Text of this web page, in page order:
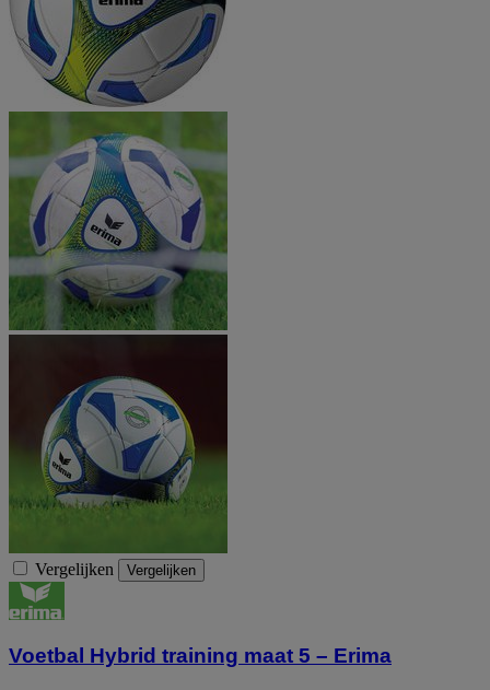
Vergelijken Vergelijken
Voetbal Hybrid training maat 5 – Erima